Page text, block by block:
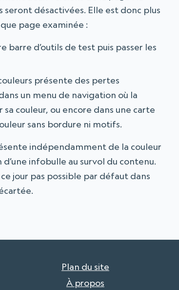
désactivées. Elle est donc plus
page examinée :
barre d’outils de test puis passer les
présente des pertes
un menu de navigation où la
couleur, ou encore dans une carte
sans bordure ni motifs.
indépendamment de la couleur
infobulle au survol du contenu.
ce jour pas possible par défaut dans
Plan du site
À propos